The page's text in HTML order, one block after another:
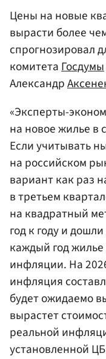
Цены на новые
вырасти более
спрогнозировал
комитетаГосдумы
Александр
«Эксперты-
на новое жилье в
Если учитывать
на российском
вариант как раз
в третьем
на квадратный
год к году и
каждый год
инфляции. На
инфляция
будет ожидаемо
вырастет
реальной
установленной